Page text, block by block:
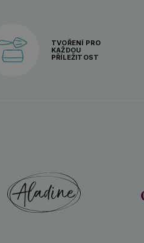
TVOŘENÍ PRO
KAŽDOU
PŘÍLEŽITOST